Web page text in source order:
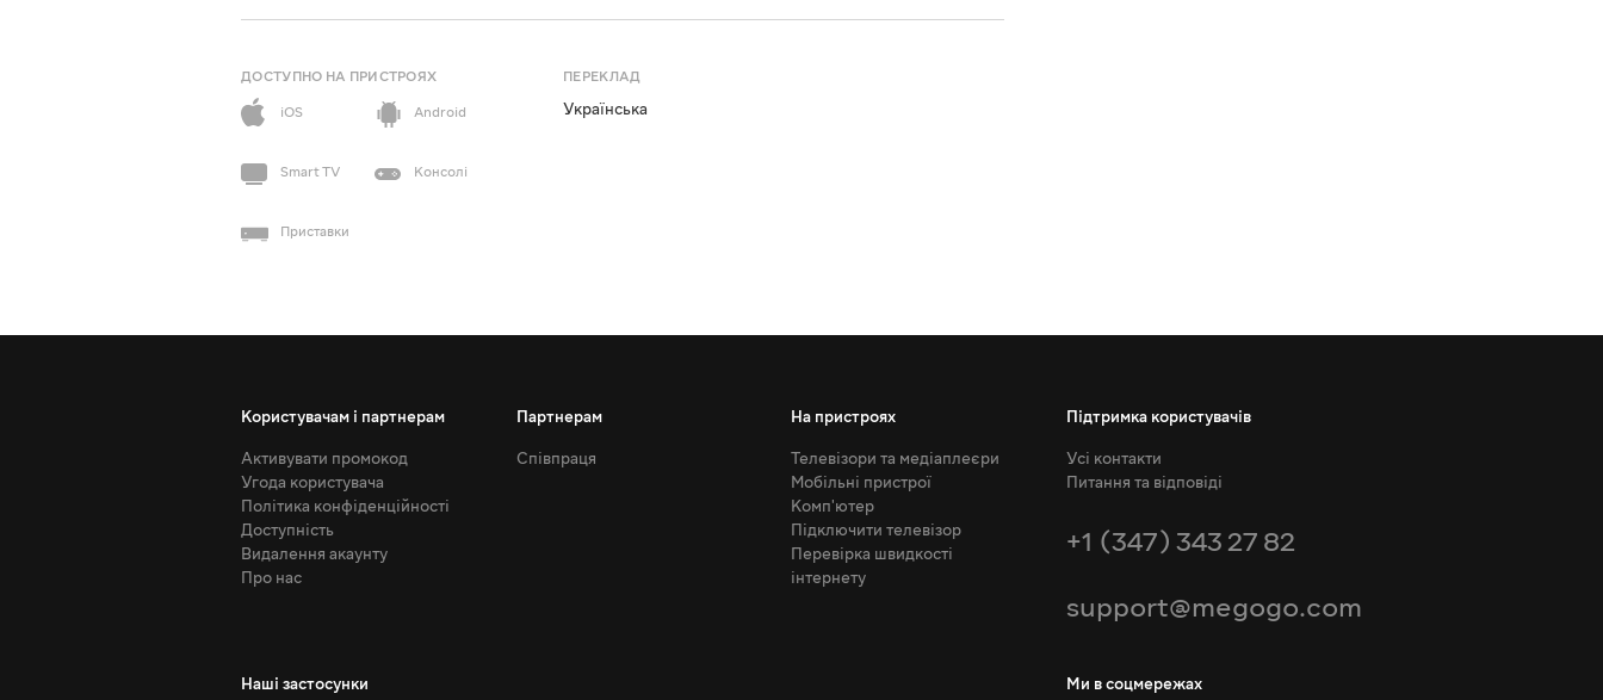
ДОСТУПНО НА ПРИСТРОЯХ
iOS
Android
Smart TV Консолі
Приставки
ПЕРЕКЛАД
Українська
Користувачам і партнерам
Активувати промокод
Угода користувача
Політика конфіденційності
Доступність
Видалення акаунту
Про нас
Партнерам
Співпраця
На пристроях
Телевізори та медіаплеєри
Мобільні пристрої
Комп'ютер
Підключити телевізор
Перевірка швидкості
інтернету
Підтримка користувачів
Усі контакти
Питання та відповіді
+1 (347) 343 27 82
support@megogo.com
Наші застосунки Ми в соцмережах